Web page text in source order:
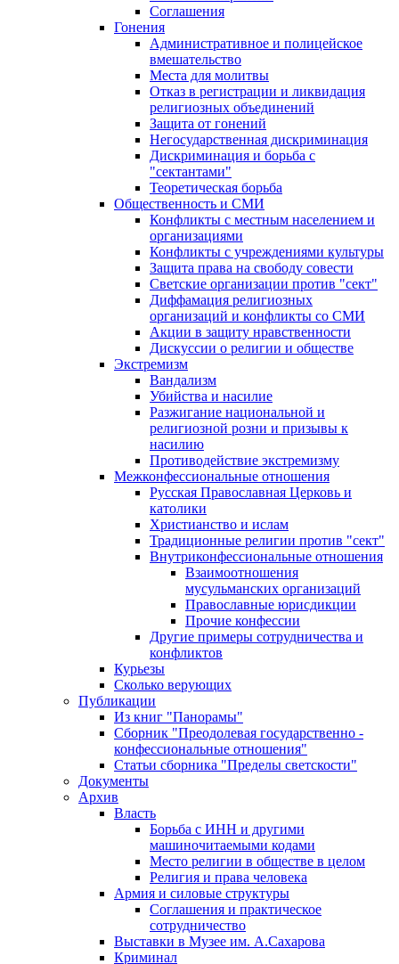
Соглашения
Гонения
Административное и полицейское
вмешательство
Места для молитвы
Отказ в регистрации и ликвидация
религиозных объединений
Защита от гонений
Негосударственная дискриминация
Дискриминация и борьба с
"сектантами"
Теоретическая борьба
Общественность и СМИ
Конфликты с местным населением и
организациями
Конфликты с учреждениями культуры
Защита права на свободу совести
Светские организации против "сект"
Диффамация религиозных
организаций и конфликты со СМИ
Акции в защиту нравственности
Дискуссии о религии и обществе
Экстремизм
Вандализм
Убийства и насилие
Разжигание национальной и
религиозной розни и призывы к
насилию
Противодействие экстремизму
Межконфессиональные отношения
Русская Православная Церковь и
католики
Христианство и ислам
Традиционные религии против "сект"
Внутриконфессиональные отношения
Взаимоотношения
мусульманских организаций
Православные юрисдикции
Прочие конфессии
Другие примеры сотрудничества и
конфликтов
Курьезы
Сколько верующих
Публикации
Из книг "Панорамы"
Сборник "Преодолевая государственно -
конфессиональные отношения"
Статьи сборника "Пределы светскости"
Документы
Архив
Власть
Борьба с ИНН и другими
машиночитаемыми кодами
Место религии в обществе в целом
Религия и права человека
Армия и силовые структуры
Соглашения и практическое
сотрудничество
Выставки в Музее им. А.Сахарова
Криминал